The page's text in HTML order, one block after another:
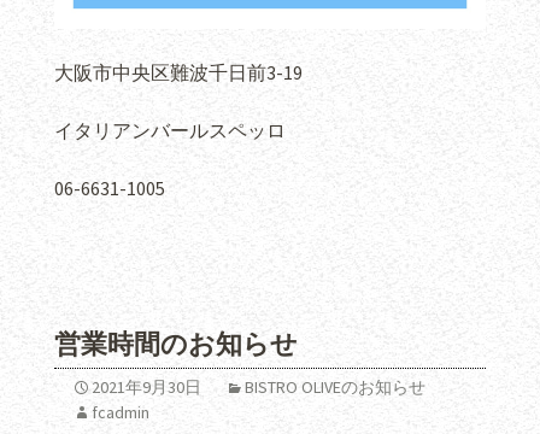
大阪市中央区難波千日前3-19
イタリアンバールスペッロ
06-6631-1005
営業時間のお知らせ
2021年9月30日
BISTRO OLIVEのお知らせ
fcadmin